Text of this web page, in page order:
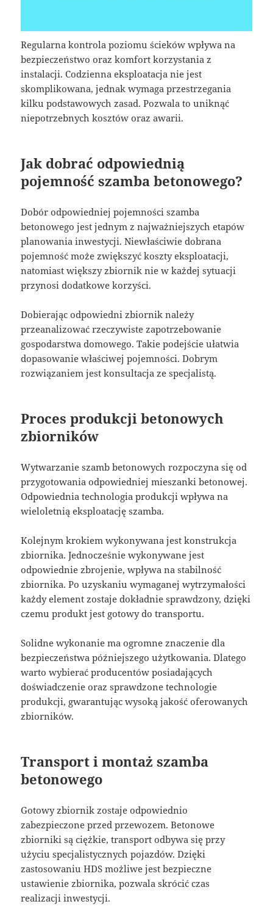
Regularna kontrola poziomu ścieków wpływa na
bezpieczeństwo oraz komfort korzystania z
instalacji. Codzienna eksploatacja nie jest
skomplikowana, jednak wymaga przestrzegania
kilku podstawowych zasad. Pozwala to uniknąć
niepotrzebnych kosztów oraz awarii.
Jak dobrać odpowiednią
pojemność szamba betonowego?
Dobór odpowiedniej pojemności szamba
betonowego jest jednym z najważniejszych etapów
planowania inwestycji. Niewłaściwie dobrana
pojemność może zwiększyć koszty eksploatacji,
natomiast większy zbiornik nie w każdej sytuacji
przynosi dodatkowe korzyści.
Dobierając odpowiedni zbiornik należy
przeanalizować rzeczywiste zapotrzebowanie
gospodarstwa domowego. Takie podejście ułatwia
dopasowanie właściwej pojemności. Dobrym
rozwiązaniem jest konsultacja ze specjalistą.
Proces produkcji betonowych
zbiorników
Wytwarzanie szamb betonowych rozpoczyna się od
przygotowania odpowiedniej mieszanki betonowej.
Odpowiednia technologia produkcji wpływa na
wieloletnią eksploatację szamba.
Kolejnym krokiem wykonywana jest konstrukcja
zbiornika. Jednocześnie wykonywane jest
odpowiednie zbrojenie, wpływa na stabilność
zbiornika. Po uzyskaniu wymaganej wytrzymałości
każdy element zostaje dokładnie sprawdzony, dzięki
czemu produkt jest gotowy do transportu.
Solidne wykonanie ma ogromne znaczenie dla
bezpieczeństwa późniejszego użytkowania. Dlatego
warto wybierać producentów posiadających
doświadczenie oraz sprawdzone technologie
produkcji, gwarantując wysoką jakość oferowanych
zbiorników.
Transport i montaż szamba
betonowego
Gotowy zbiornik zostaje odpowiednio
zabezpieczone przed przewozem. Betonowe
zbiorniki są ciężkie, transport odbywa się przy
użyciu specjalistycznych pojazdów. Dzięki
zastosowaniu HDS możliwe jest bezpieczne
ustawienie zbiornika, pozwala skrócić czas
realizacji inwestycji.